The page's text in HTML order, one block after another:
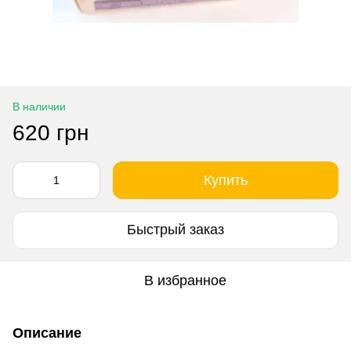
В наличии
620 грн
Купить
Быстрый заказ
В избранное
Описание